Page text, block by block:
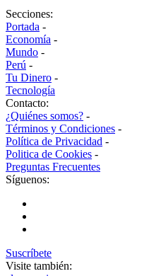
Secciones:
Portada -
Economía -
Mundo -
Perú -
Tu Dinero -
Tecnología
Contacto:
¿Quiénes somos? -
Términos y Condiciones -
Política de Privacidad -
Politica de Cookies -
Preguntas Frecuentes
Síguenos:
Suscríbete
Visite también: